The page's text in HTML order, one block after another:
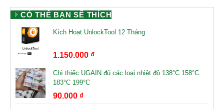
CÓ THỂ BẠN SẼ THÍCH
Kích Hoạt UnlockTool 12 Tháng
1.150.000 ₫
Chì thiếc UGAIN đủ các loại nhiệt độ 138°C 158°C
183°C 199°C
90.000 ₫